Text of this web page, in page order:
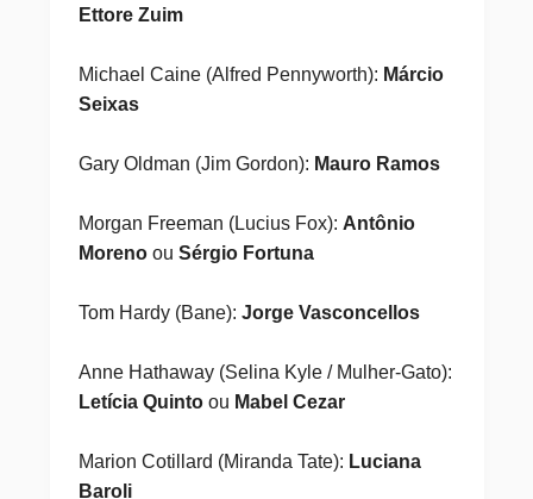
Ettore Zuim
Michael Caine (Alfred Pennyworth): Márcio
Seixas
Gary Oldman (Jim Gordon): Mauro Ramos
Morgan Freeman (Lucius Fox): Antônio
Morenoou Sérgio Fortuna
Tom Hardy (Bane): Jorge Vasconcellos
Anne Hathaway (Selina Kyle / Mulher-Gato):
Letícia Quintoou Mabel Cezar
Marion Cotillard (Miranda Tate): Luciana
Baroli